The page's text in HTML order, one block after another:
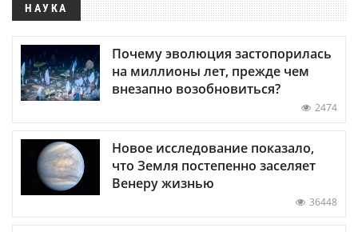
НАУКА
Почему эволюция застопорилась
на миллионы лет, прежде чем
внезапно возобновиться?
2474
Новое исследование показало,
что Земля постепенно заселяет
Венеру жизнью
36448